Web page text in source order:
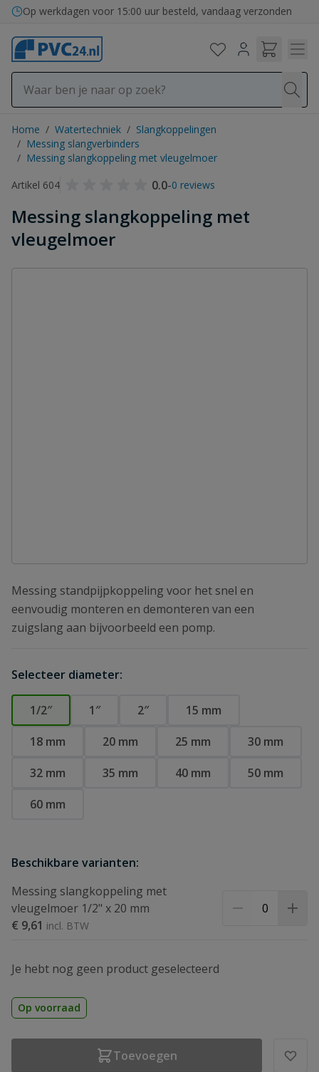
Ga naar de inhoud
Op werkdagen voor 15:00 uur besteld, vandaag verzonden
Home / Watertechniek / Slangkoppelingen
/ Messing slangverbinders
/ Messing slangkoppeling met vleugelmoer
Artikel 604
0.0-0 reviews
Messing slangkoppeling met
vleugelmoer
Messing standpijpkoppeling voor het snel en
eenvoudig monteren en demonteren van een
zuigslang aan bijvoorbeeld een pomp.
Selecteer diameter:
1/2″ 1″ 2″
15 mm
18 mm
20 mm 25 mm
30 mm
32 mm
35 mm 40 mm
50 mm
60 mm
Beschikbare varianten:
Messing slangkoppeling met
vleugelmoer 1/2" x 20 mm
€ 9,61
Je hebt nog geen product geselecteerd
Op voorraad
Toevoegen